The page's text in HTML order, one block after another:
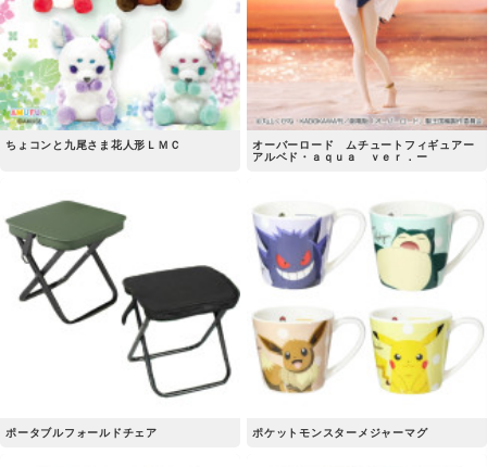
ちょコンと九尾さま花人形ＬＭＣ
オーバーロード ムチュートフィギュアー
アルベド・ａｑｕａ ｖｅｒ．ー
ポータブルフォールドチェア ポケットモンスターメジャーマグ